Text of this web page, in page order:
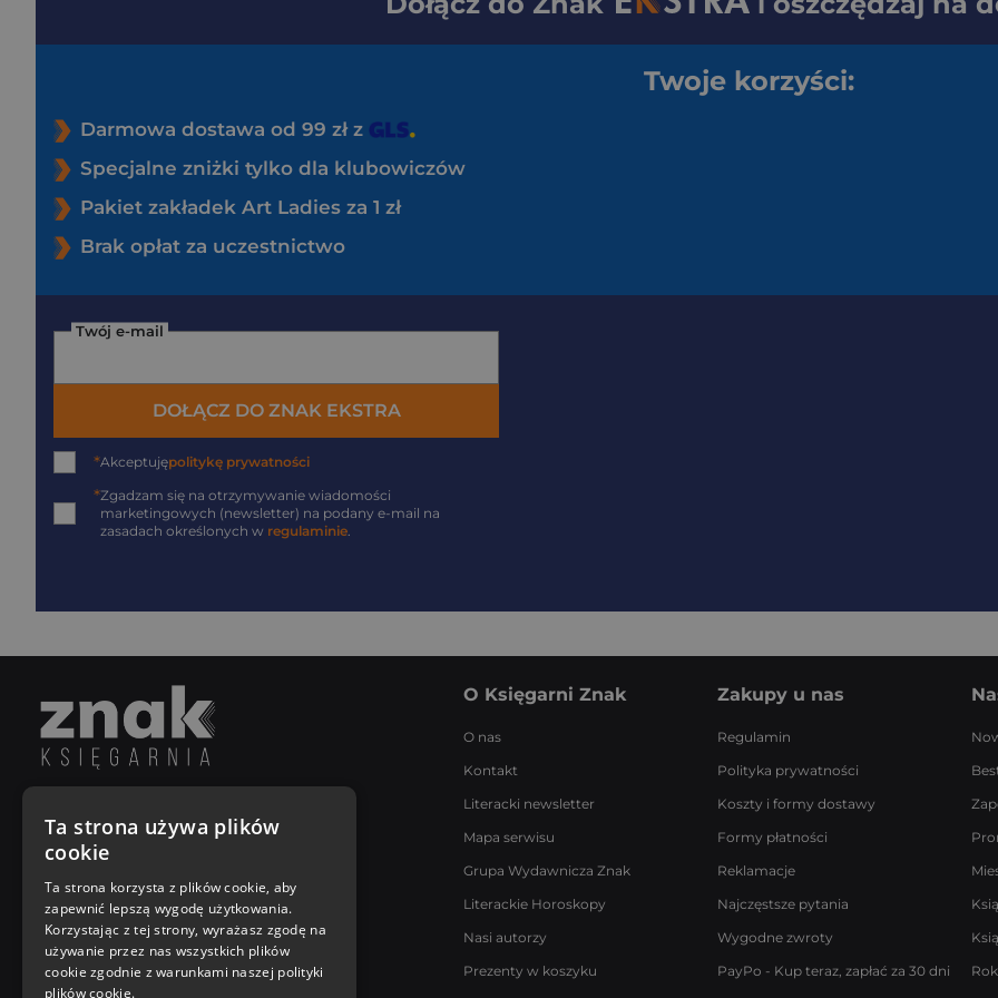
Twoje korzyści:
Darmowa dostawa od 99 zł z
Specjalne zniżki tylko dla klubowiczów
Pakiet zakładek Art Ladies za 1 zł
Brak opłat za uczestnictwo
Twój e-mail
DOŁĄCZ DO ZNAK EKSTRA
*Akceptujępolitykę prywatności
*Zgadzam się na otrzymywanie wiadomości
marketingowych (newsletter) na podany e-mail na
zasadach określonych w regulaminie.
Poniedziałek - Piątek
8:00 - 18:00
[email protected]
Bądź z nami na bieżąco
O Księgarni Znak
O nas
Kontakt
Literacki newsletter
Mapa serwisu
Grupa Wydawnicza Znak
Literackie Horoskopy
Nasi autorzy
Prezenty w koszyku
Zakupy u nas
Regulamin
Polityka prywatności
Koszty i formy dostawy
Formy płatności
Reklamacje
Najczęstsze pytania
Wygodne zwroty
PayPo - Kup teraz, zapłać za 30 dni
Ta strona używa plików
cookie
Ta strona korzysta z plików cookie, aby
zapewnić lepszą wygodę użytkowania.
Korzystając z tej strony, wyrażasz zgodę na
używanie przez nas wszystkich plików
cookie zgodnie z warunkami naszej polityki
plików cookie.